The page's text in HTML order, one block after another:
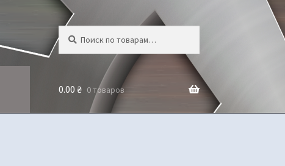
Искать:
Поиск
0.00 ₴ 0 товаров